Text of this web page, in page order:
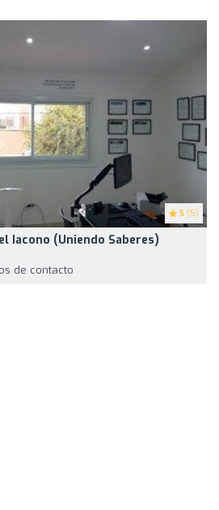
5 (5)
Iacono (Uniendo Saberes)
de contacto